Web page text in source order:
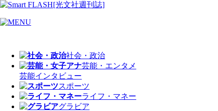
社会・政治
芸能・エンタメ
芸能インタビュー
スポーツ
ライフ・マネー
グラビア